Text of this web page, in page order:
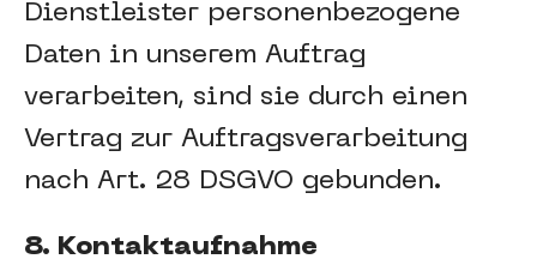
Dienstleister personenbezogene
Daten in unserem Auftrag
verarbeiten, sind sie durch einen
Vertrag zur Auftragsverarbeitung
nach Art. 28 DSGVO gebunden.
8. Kontaktaufnahme